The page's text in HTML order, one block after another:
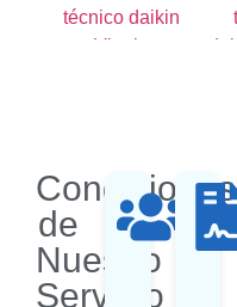
Condiciones
de
Nuestro
Servicio